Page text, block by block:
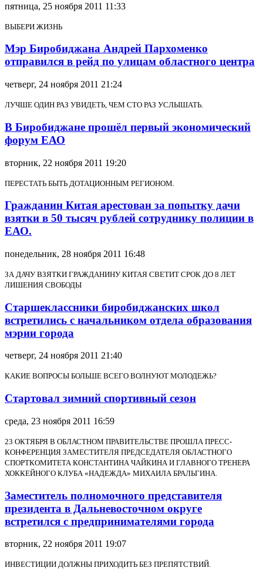
пятница, 25 ноября 2011 11:33
ВЫБЕРИ ЖИЗНЬ
Мэр Биробиджана Андрей Пархоменко
отправился в рейд по улицам областного центра
четверг, 24 ноября 2011 21:24
ЛУЧШЕ ОДИН РАЗ УВИДЕТЬ, ЧЕМ СТО РАЗ УСЛЫШАТЬ.
В Биробиджане прошёл первый экономический
форум ЕАО
вторник, 22 ноября 2011 19:20
ПЕРЕСТАТЬ БЫТЬ ДОТАЦИОННЫМ РЕГИОНОМ.
Гражданин Китая арестован за попытку дачи
взятки в 50 тысяч рублей сотруднику полиции в
ЕАО.
понедельник, 28 ноября 2011 16:48
ЗА ДАЧУ ВЗЯТКИ ГРАЖДАНИНУ КИТАЯ СВЕТИТ СРОК ДО 8 ЛЕТ
ЛИШЕНИЯ СВОБОДЫ
Старшеклассники биробиджанских школ
встретились с начальником отдела образования
мэрии города
четверг, 24 ноября 2011 21:40
КАКИЕ ВОПРОСЫ БОЛЬШЕ ВСЕГО ВОЛНУЮТ МОЛОДЕЖЬ?
Стартовал зимний спортивный сезон
среда, 23 ноября 2011 16:59
23 ОКТЯБРЯ В ОБЛАСТНОМ ПРАВИТЕЛЬСТВЕ ПРОШЛА ПРЕСС-
КОНФЕРЕНЦИЯ ЗАМЕСТИТЕЛЯ ПРЕДСЕДАТЕЛЯ ОБЛАСТНОГО
СПОРТКОМИТЕТА КОНСТАНТИНА ЧАЙКИНА И ГЛАВНОГО ТРЕНЕРА
ХОККЕЙНОГО КЛУБА «НАДЕЖДА» МИХАИЛА БРАЛЬГИНА.
Заместитель полномочного представителя
президента в Дальневосточном округе
встретился с предпринимателями города
вторник, 22 ноября 2011 19:07
ИНВЕСТИЦИИ ДОЛЖНЫ ПРИХОДИТЬ БЕЗ ПРЕПЯТСТВИЙ.